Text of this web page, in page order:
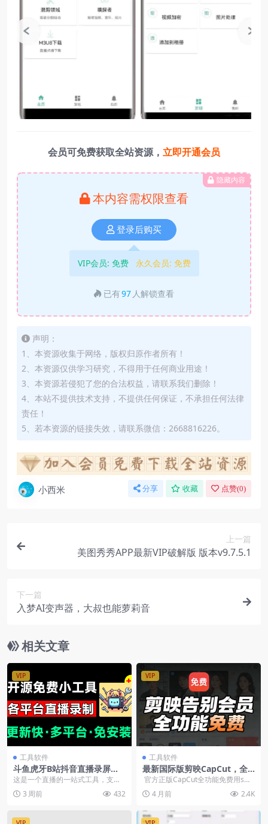
会员可免费获取全站资源， 立即开通会员
隐藏内容
本内容需权限查看
登录后购买
VIP会员: 免费 永久会员: 免费
已有97 人解锁查看
声明：
1、本资源收集于网络，版权归原作者所有！
2、本资源仅供学习研究，不得用于任何商业用途！
3、本资源若侵犯了您的合法权益，请联系我们删除！
4、本站不提供技术支持，不提供任何保证，不承担任何法律
责任！
5、若本资源的链接失效，请联系微信：2668816226。
小西米 分享 收藏 点赞(0)
上一篇
美图秀秀APP最新VIP破解版 版本v9.7.5.1
下一篇
入梦AI变声器，大叔也能萝莉音
相关文章
VIP
工具软件
斗鱼虎牙B站抖音直播录屏神
器，全主动监控录制，免费小
工具
这是一个直播的一站式工具，支持
弹幕转换与视频压制并上传至B站，
支持斗鱼、虎牙、B...
3 周前 432
VIP
工具软件
最新国际版剪映CapCut，全
功能免费，告别会员
官方正版CapCut全功能免费用smil
ing_face_with_...
4 月前 2.4K